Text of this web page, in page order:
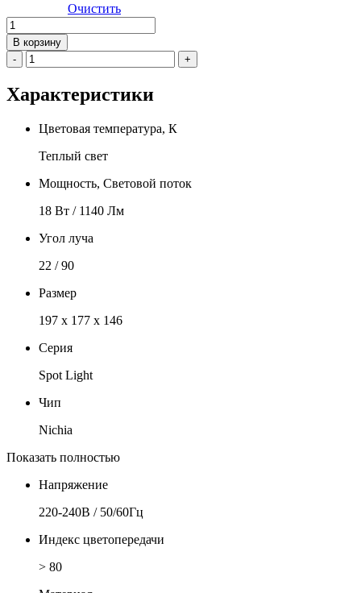
Очистить
Количество
товара
Прожекторный
свет
Manzoni
T160
В корзину
-
+
Характеристики
Цветовая температура, К
Теплый свет
Мощность, Световой поток
18 Вт / 1140 Лм
Угол луча
22 / 90
Размер
197 x 177 x 146
Серия
Spot Light
Чип
Nichia
Показать полностью
Напряжение
220-240В / 50/60Гц
Индекс цветопередачи
> 80